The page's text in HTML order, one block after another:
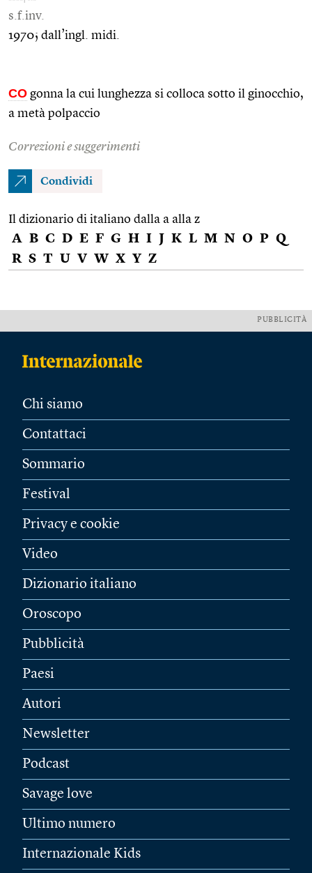
s.f.inv.
1970; dall’ingl. midi.
CO gonna la cui lunghezza si colloca sotto il ginocchio,
a metà polpaccio
Correzioni e suggerimenti
Condividi
Il dizionario di italiano dalla a alla z
A B C D E F G H I J K L M N O P Q
R S T U V W X Y Z
PUBBLICITÀ
Chi siamo
Contattaci
Sommario
Festival
Privacy e cookie
Video
Dizionario italiano
Oroscopo
Pubblicità
Paesi
Autori
Newsletter
Podcast
Savage love
Ultimo numero
Internazionale Kids